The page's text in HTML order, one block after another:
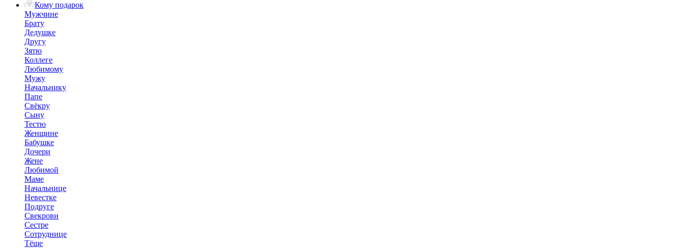
Кому подарок
Мужчине
Брату
Дедушке
Другу
Зятю
Коллеге
Любимому
Мужу
Начальнику
Папе
Свёкру
Сыну
Тестю
Женщине
Бабушке
Дочери
Жене
Любимой
Маме
Начальнице
Невестке
Подруге
Свекрови
Сестре
Сотруднице
Тёще